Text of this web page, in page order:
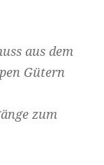
aus dem
Gütern
zum